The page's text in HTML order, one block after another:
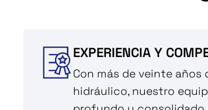
EXPERIENCIA Y
Con más de veinte
hidráulico, nuestro